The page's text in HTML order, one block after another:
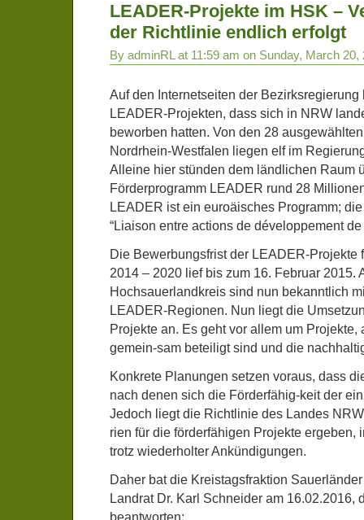
LEADER-Projekte im HSK –
der Richtlinie endlich erfolgt
By adminRL at 11:59 am on Sunday, March 20,
Auf den Internetseiten der Bezirksregierung
LEADER-Projekten, dass sich in NRW
beworben hatten. Von den 28
Nordrhein-Westfalen liegen elf im
Alleine hier stünden dem ländlichen Raum
Förderprogramm LEADER rund 28
LEADER ist ein euroäisches Programm;
“Liaison entre actions de développement de
Die Bewerbungsfrist der LEADER-Projekte
2014 – 2020 lief bis zum 16. Februar 2015.
Hochsauerlandkreis sind nun bekanntlich
LEADER-Regionen. Nun liegt die
Projekte an. Es geht vor allem um Projekte,
gemein-sam beteiligt sind und die
Konkrete Planungen setzen voraus, dass
nach denen sich die Förderfähig-keit der
Jedoch liegt die Richtlinie des Landes
rien für die förderfähigen Projekte ergeben,
trotz wiederholter Ankündigungen.
Daher bat die Kreistagsfraktion
Landrat Dr. Karl Schneider am 16.02.2016,
beantworten: